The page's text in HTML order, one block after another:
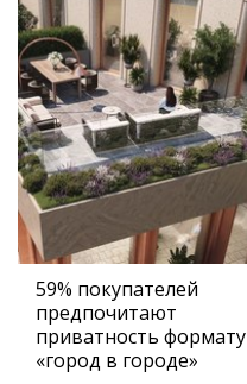
59% покупателей
предпочитают
приватность формату
«город в городе»